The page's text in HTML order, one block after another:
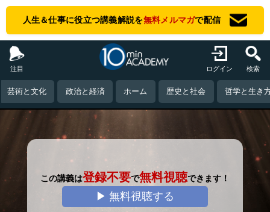
人生＆仕事に役立つ講義解説を無料メルマガで配信
注目 ログイン 検索
芸術と文化 政治と経済 ホーム 歴史と社会 哲学と生き
この講義は登録不要で無料視聴できます！
▶ 無料視聴する